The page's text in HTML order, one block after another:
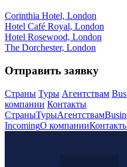
Corinthia Hotel, London
Hotel Café Royal, London
Hotel Rosewood, London
The Dorchester, London
Отправить заявку
Страны Туры Агентствам
компании Контакты
СтраныТурыАгентствам
IncomingО компании